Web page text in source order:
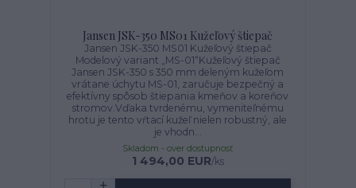
Jansen JSK-350 MS01 Kužeľový štiepač
Jansen JSK-350 MS01 Kužeľový štiepač
Modelový variant „MS-01“Kužeľový štiepač
Jansen JSK-350 s 350 mm deleným kužeľom
vrátane úchytu MS-01, zaručuje bezpečný a
efektívny spôsob štiepania kmeňov a koreňov
stromov.Vďaka tvrdenému, vymeniteľnému
hrotu je tento vŕtací kužeľ nielen robustný, ale
je vhodn...
1 494,00 EUR/ks
Skladom - over dostupnosť